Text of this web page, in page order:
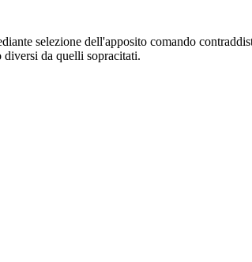
selezione dell'apposito comando
da quelli sopracitati.